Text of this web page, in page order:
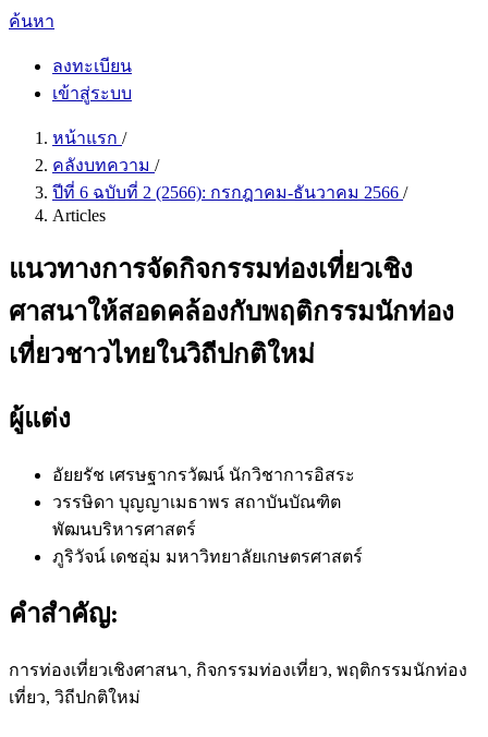
ค้นหา
ลงทะเบียน
เข้าสู่ระบบ
หน้าแรก /
คลังบทความ /
ปีที่ 6 ฉบับที่ 2 (2566): กรกฎาคม-ธันวาคม 2566 /
Articles
แนวทางการจัดกิจกรรมท่องเที่ยวเชิง
ศาสนาให้สอดคล้องกับพฤติกรรมนักท่อง
เที่ยวชาวไทยในวิถีปกติใหม่
ผู้แต่ง
อัยยรัช เศรษฐากรวัฒน์ นักวิชาการอิสระ
วรรษิดา บุญญาเมธาพร สถาบันบัณฑิต
พัฒนบริหารศาสตร์
ภูริวัจน์ เดชอุ่ม มหาวิทยาลัยเกษตรศาสตร์
คำสำคัญ:
การท่องเที่ยวเชิงศาสนา, กิจกรรมท่องเที่ยว, พฤติกรรมนักท่อง
เที่ยว, วิถีปกติใหม่